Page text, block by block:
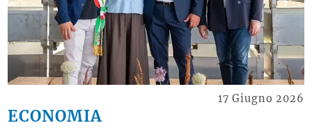
ECONOMIA
17 Giugno 2026